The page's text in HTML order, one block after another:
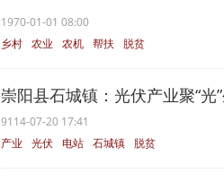
1970-01-01 08:00
乡村 农业 农机 帮扶 脱贫
崇阳县石城镇：光伏产业聚“光
9114-07-20 17:41
产业
光伏 电站 石城镇 脱贫